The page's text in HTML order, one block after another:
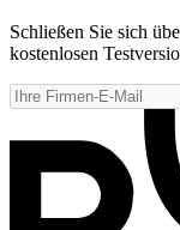
Schließen Sie sich
kostenlosen